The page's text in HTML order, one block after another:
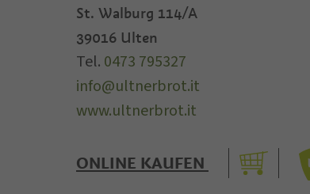
St. Walburg 114/A
39016 Ulten
Tel. 0473 795327
info@ultnerbrot.it
www.ultnerbrot.it
ONLINE KAUFEN